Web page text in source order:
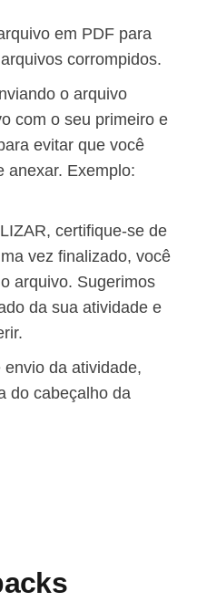
em PDF para
corrompidos.
o arquivo
com o seu primeiro e
evitar que você
anexar. Exemplo:
certifique-se de
vez finalizado, você
arquivo. Sugerimos
da sua atividade e
da atividade,
do cabeçalho da